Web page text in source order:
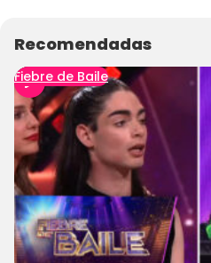
Recomendadas
Fiebre de Baile